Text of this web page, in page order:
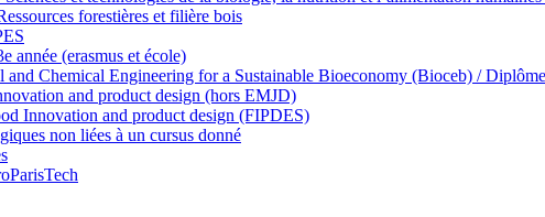
forestières et filière bois
année (erasmus et école)
Chemical Engineering for a Sustainable Bioeconomy (Bioceb) /
and product design (hors EMJD)
Innovation and product design (FIPDES)
non liées à un cursus donné